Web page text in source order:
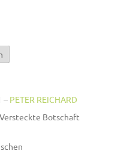
– PETER REICHARD
Botschaft